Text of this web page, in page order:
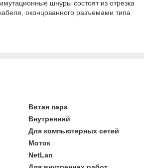
шнуры состоят из отрезка
оконцованного разъемами типа
Витая пара
Внутренний
Для компьютерных сетей
Моток
NetLan